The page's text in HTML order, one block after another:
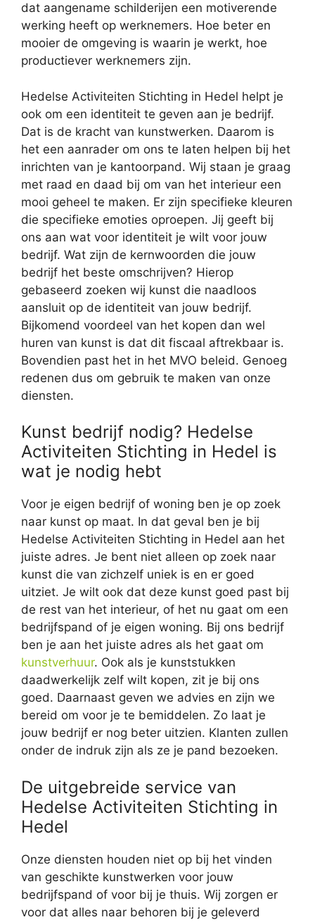
dat aangename schilderijen een motiverende
werking heeft op werknemers. Hoe beter en
mooier de omgeving is waarin je werkt, hoe
productiever werknemers zijn.
Hedelse Activiteiten Stichting in Hedel helpt je
ook om een identiteit te geven aan je bedrijf.
Dat is de kracht van kunstwerken. Daarom is
het een aanrader om ons te laten helpen bij het
inrichten van je kantoorpand. Wij staan je graag
met raad en daad bij om van het interieur een
mooi geheel te maken. Er zijn specifieke kleuren
die specifieke emoties oproepen. Jij geeft bij
ons aan wat voor identiteit je wilt voor jouw
bedrijf. Wat zijn de kernwoorden die jouw
bedrijf het beste omschrijven? Hierop
gebaseerd zoeken wij kunst die naadloos
aansluit op de identiteit van jouw bedrijf.
Bijkomend voordeel van het kopen dan wel
huren van kunst is dat dit fiscaal aftrekbaar is.
Bovendien past het in het MVO beleid. Genoeg
redenen dus om gebruik te maken van onze
diensten.
Kunst bedrijf nodig? Hedelse
Activiteiten Stichting in Hedel is
wat je nodig hebt
Voor je eigen bedrijf of woning ben je op zoek
naar kunst op maat. In dat geval ben je bij
Hedelse Activiteiten Stichting in Hedel aan het
juiste adres. Je bent niet alleen op zoek naar
kunst die van zichzelf uniek is en er goed
uitziet. Je wilt ook dat deze kunst goed past bij
de rest van het interieur, of het nu gaat om een
bedrijfspand of je eigen woning. Bij ons bedrijf
ben je aan het juiste adres als het gaat om
kunstverhuur. Ook als je kunststukken
daadwerkelijk zelf wilt kopen, zit je bij ons
goed. Daarnaast geven we advies en zijn we
bereid om voor je te bemiddelen. Zo laat je
jouw bedrijf er nog beter uitzien. Klanten zullen
onder de indruk zijn als ze je pand bezoeken.
De uitgebreide service van
Hedelse Activiteiten Stichting in
Hedel
Onze diensten houden niet op bij het vinden
van geschikte kunstwerken voor jouw
bedrijfspand of voor bij je thuis. Wij zorgen er
voor dat alles naar behoren bij je geleverd